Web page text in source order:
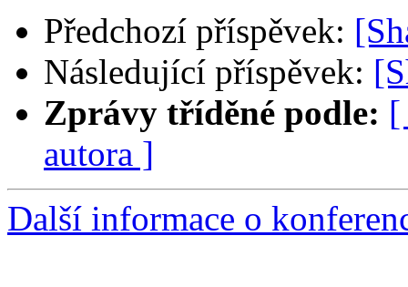
Předchozí příspěvek:
Následující příspěvek:
Zprávy tříděné podle: [
autora ]
Další informace o